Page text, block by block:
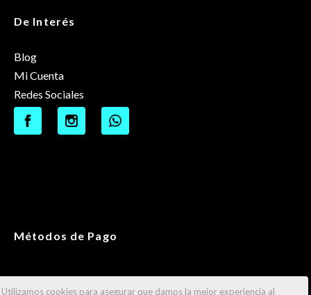
De Interés
Blog
Mi Cuenta
Redes Sociales
Métodos de Pago
Utilizamos cookies para asegurar que damos la mejor experiencia al